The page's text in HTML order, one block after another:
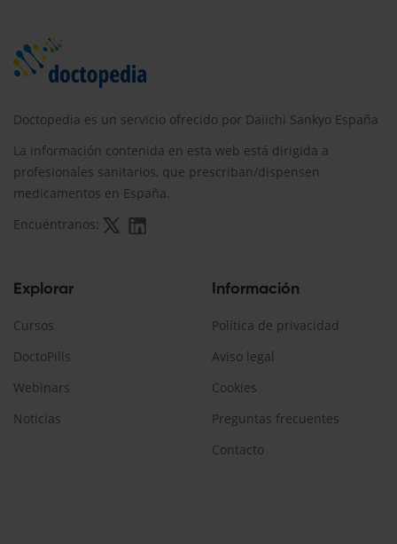
Doctopedia es un servicio ofrecido por Daiichi Sankyo España
La información contenida en esta web está dirigida a
profesionales sanitarios, que prescriban/dispensen
medicamentos en España.
Encuéntranos:
Explorar
Cursos
DoctoPills
Webinars
Noticias
Información
Política de privacidad
Aviso legal
Cookies
Preguntas frecuentes
Contacto